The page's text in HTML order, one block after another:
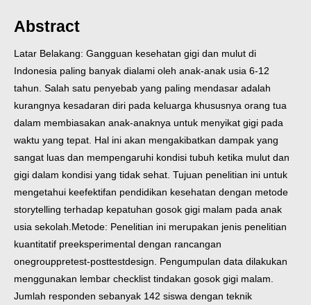
Abstract
Latar Belakang: Gangguan kesehatan gigi dan mulut di
Indonesia paling banyak dialami oleh anak-anak usia 6-12
tahun. Salah satu penyebab yang paling mendasar adalah
kurangnya kesadaran diri pada keluarga khususnya orang tua
dalam membiasakan anak-anaknya untuk menyikat gigi pada
waktu yang tepat. Hal ini akan mengakibatkan dampak yang
sangat luas dan mempengaruhi kondisi tubuh ketika mulut dan
gigi dalam kondisi yang tidak sehat. Tujuan penelitian ini untuk
mengetahui keefektifan pendidikan kesehatan dengan metode
storytelling terhadap kepatuhan gosok gigi malam pada anak
usia sekolah. Metode: Penelitian ini merupakan jenis penelitian
kuantitatif preeksperimental dengan rancangan
onegrouppretest-posttestdesign. Pengumpulan data dilakukan
menggunakan lembar checklist tindakan gosok gigi malam.
Jumlah responden sebanyak 142 siswa dengan teknik